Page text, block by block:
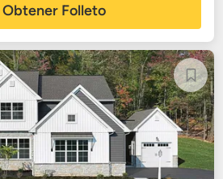
Obtener Folleto